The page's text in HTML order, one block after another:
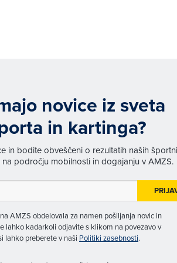
novice iz sveta
in kartinga?
in bodite obveščeni o rezultatih naših
področju mobilnosti in dogajanju v AMZS.
AMZS obdelovala za namen pošiljanja novic in
lahko kadarkoli odjavite s klikom na povezavo v
lahko preberete v naši Politiki zasebnosti.